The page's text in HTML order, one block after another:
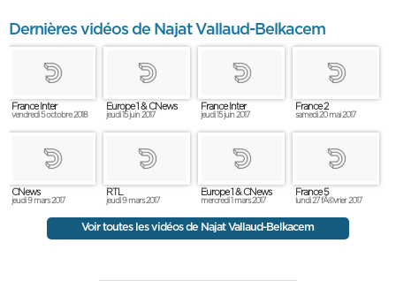
Dernières vidéos de Najat Vallaud-Belkacem
France Inter
vendredi 5 octobre 2018
Europe 1 & CNews
jeudi 15 juin 2017
France Inter
jeudi 15 juin 2017
France 2
samedi 20 mai 2017
CNews
jeudi 9 mars 2017
RTL
jeudi 9 mars 2017
Europe 1 & CNews
mercredi 1 mars 2017
France 5
lundi 27 fÃ©vrier 2017
Voir toutes les vidéos de Najat Vallaud-Belkacem